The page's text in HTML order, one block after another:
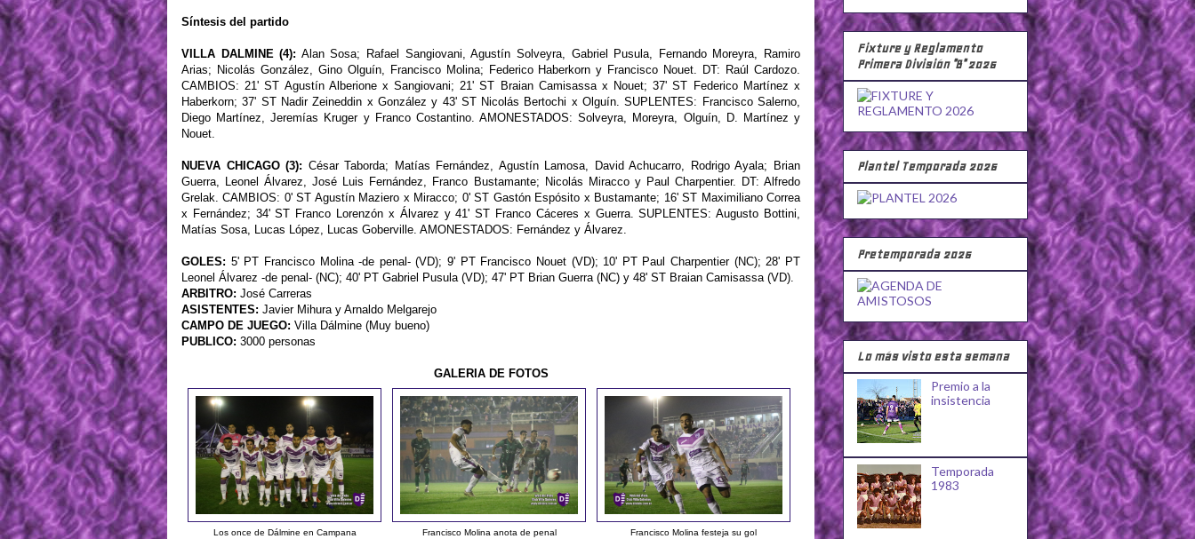
Síntesis del partido
VILLA DALMINE (4): Alan Sosa; Rafael Sangiovani, Agustín Solveyra, Gabriel Pusula, Fernando Moreyra, Ramiro
Arias; Nicolás González, Gino Olguín, Francisco Molina; Federico Haberkorn y Francisco Nouet. DT: Raúl Cardozo.
CAMBIOS: 21' ST Agustín Alberione x Sangiovani; 21' ST Braian Camisassa x Nouet; 37' ST Federico Martínez x
Haberkorn; 37' ST Nadir Zeineddin x González y 43' ST Nicolás Bertochi x Olguín. SUPLENTES: Francisco Salerno,
Diego Martínez, Jeremías Kruger y Franco Costantino. AMONESTADOS: Solveyra, Moreyra, Olguín, D. Martínez y
Nouet.
NUEVA CHICAGO (3): César Taborda; Matías Fernández, Agustín Lamosa, David Achucarro, Rodrigo Ayala; Brian
Guerra, Leonel Álvarez, José Luis Fernández, Franco Bustamante; Nicolás Miracco y Paul Charpentier. DT: Alfredo
Grelak. CAMBIOS: 0' ST Agustín Maziero x Miracco; 0' ST Gastón Espósito x Bustamante; 16' ST Maximiliano Correa
x Fernández; 34' ST Franco Lorenzón x Álvarez y 41' ST Franco Cáceres x Guerra. SUPLENTES: Augusto Bottini,
Matías Sosa, Lucas López, Lucas Goberville. AMONESTADOS: Fernández y Álvarez.
GOLES: 5' PT Francisco Molina -de penal- (VD); 9' PT Francisco Nouet (VD); 10' PT Paul Charpentier (NC); 28' PT
Leonel Álvarez -de penal- (NC); 40' PT Gabriel Pusula (VD); 47' PT Brian Guerra (NC) y 48' ST Braian Camisassa (VD).
ARBITRO: José Carreras
ASISTENTES: Javier Mihura y Arnaldo Melgarejo
CAMPO DE JUEGO: Villa Dálmine (Muy bueno)
PUBLICO: 3000 personas
GALERIA DE FOTOS
Los once de Dálmine en Campana Francisco Molina anota de penal Francisco Molina festeja su gol
Fixture y Reglamento
Primera División "B" 2026
Plantel Temporada 2026
Pretemporada 2026
Lo más visto esta semana
Premio a la
insistencia
Temporada
1983